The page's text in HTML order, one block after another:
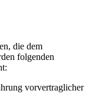
die dem
folgenden
vorvertraglicher